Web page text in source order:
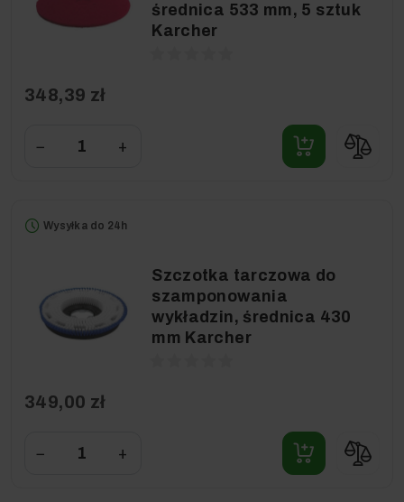
średnica 533 mm, 5 sztuk
Karcher
348,39 zł
− +
Wysyłka do 24h
Szczotka tarczowa do
szamponowania
wykładzin, średnica 430
mm Karcher
349,00 zł
− +